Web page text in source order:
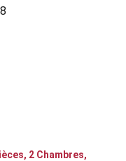
2 Chambres,